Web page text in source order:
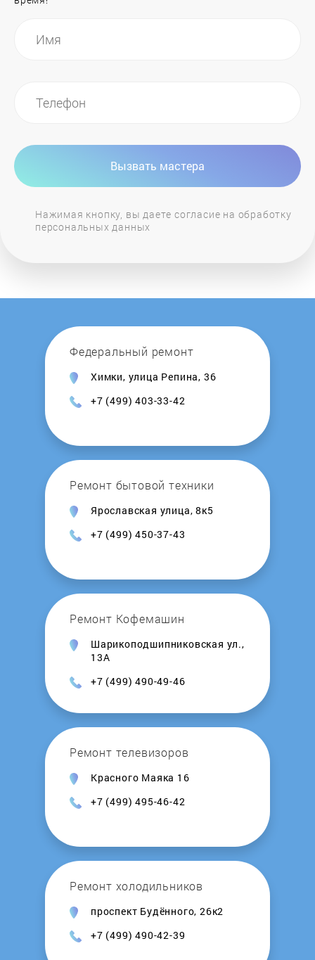
MBS
Midea
Nardi
Neff
ORE
Rainford
REEX
Remenis
Schaub Lorenz
Schlosser
Shivaki
Siemens
Вызвать мастера
Нажимая кнопку, вы даете согласие на обработку
персональных данных
Федеральный ремонт
Химки, улица Репина, 36
+7 (499) 403-33-42
Ремонт бытовой техники
Ярославская улица, 8к5
+7 (499) 450-37-43
Ремонт Кофемашин
Шарикоподшипниковская ул.,
13А
+7 (499) 490-49-46
Ремонт телевизоров
Красного Маяка 16
+7 (499) 495-46-42
Ремонт холодильников
проспект Будённого, 26к2
+7 (499) 490-42-39